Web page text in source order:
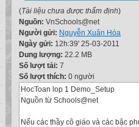
(Tài liệu chưa được thẩm định)
Nguồn: VnSchools@net
Người gửi: Nguyễn Xuân Hóa
Ngày gửi: 12h:39' 25-03-2011
Dung lượng: 22.2 MB
Số lượt tải: 7
Số lượt thích: 0 người
HocToan lop 1 Demo_Setup
Nguồn từ Schools@net
Nếu các thầy cô giáo và các bậc